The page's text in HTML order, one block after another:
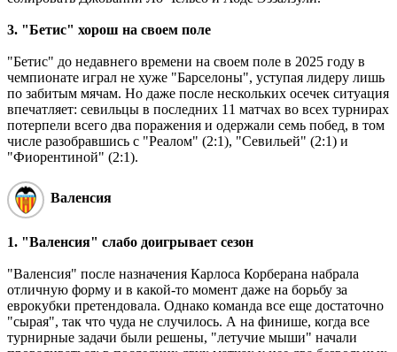
3. "Бетис" хорош на своем поле
"Бетис" до недавнего времени на своем поле в 2025 году в
чемпионате играл не хуже "Барселоны", уступая лидеру лишь
по забитым мячам. Но даже после нескольких осечек ситуация
впечатляет: севильцы в последних 11 матчах во всех турнирах
потерпели всего два поражения и одержали семь побед, в том
числе разобравшись с "Реалом" (2:1), "Севильей" (2:1) и
"Фиорентиной" (2:1).
Валенсия
1. "Валенсия" слабо доигрывает сезон
"Валенсия" после назначения Карлоса Корберана набрала
отличную форму и в какой-то момент даже на борьбу за
еврокубки претендовала. Однако команда все еще достаточно
"сырая", так что чуда не случилось. А на финише, когда все
турнирные задачи были решены, "летучие мыши" начали